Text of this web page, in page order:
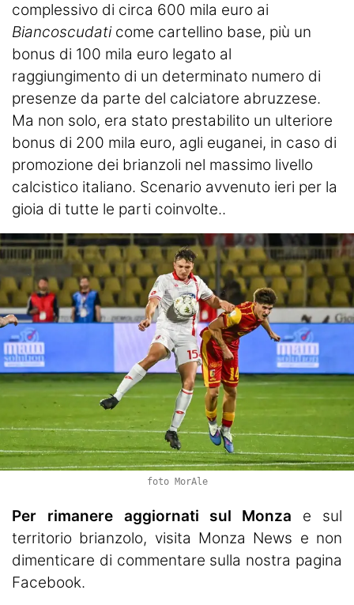
complessivo di circa 600 mila euro ai
Biancoscudati come cartellino base, più un
bonus di 100 mila euro legato al
raggiungimento di un determinato numero di
presenze da parte del calciatore abruzzese.
Ma non solo, era stato prestabilito un ulteriore
bonus di 200 mila euro, agli euganei, in caso di
promozione dei brianzoli nel massimo livello
calcistico italiano. Scenario avvenuto ieri per la
gioia di tutte le parti coinvolte..
foto MorAle
Per rimanere aggiornati sul Monza e sul
territorio brianzolo, visita Monza News e non
dimenticare di commentare sulla nostra pagina
Facebook.